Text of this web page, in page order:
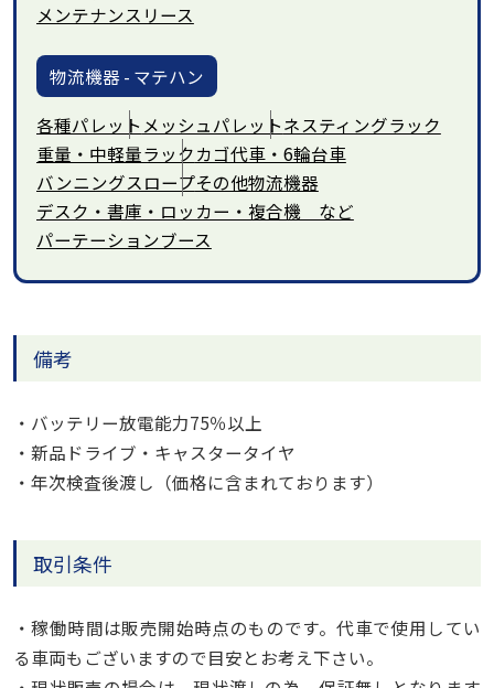
メンテナンスリース
物流機器 - マテハン
各種パレット メッシュパレットネスティングラック
重量・中軽量ラックカゴ代車・6輪台車
バンニングスロープその他物流機器
デスク・書庫・ロッカー・複合機 など
パーテーションブース
備考
・バッテリー放電能力75％以上
・新品ドライブ・キャスタータイヤ
・年次検査後渡し（価格に含まれております）
取引条件
・稼働時間は販売開始時点のものです。代車で使用してい
る車両もございますので目安とお考え下さい。